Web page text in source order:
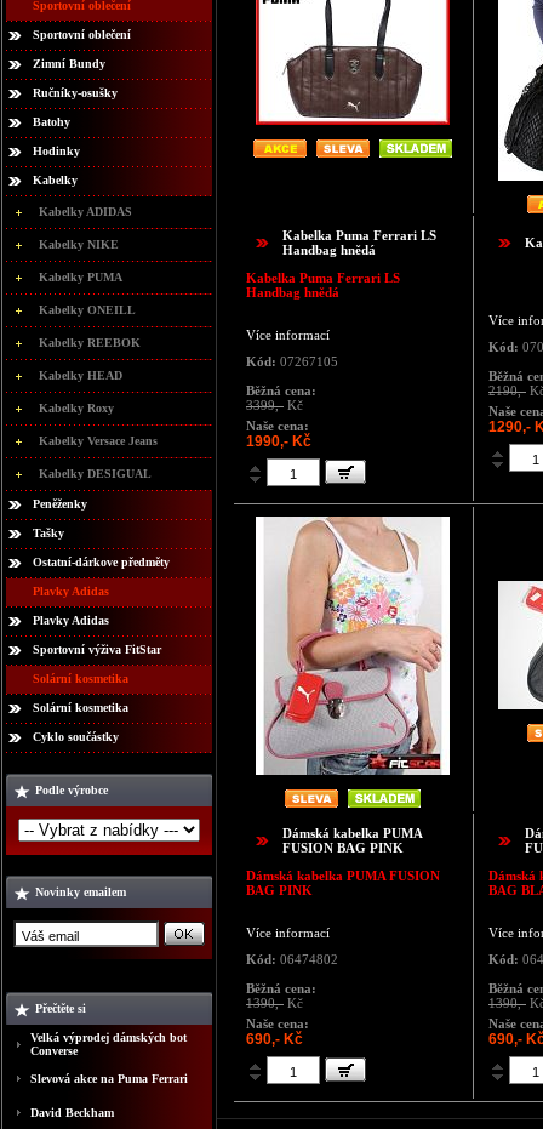
Sportovní oblečení
Sportovní oblečení
Zimní Bundy
Ručníky-osušky
Batohy
Hodinky
Kabelky
Kabelky ADIDAS
Kabelky NIKE
Kabelky PUMA
Kabelky ONEILL
Kabelky REEBOK
Kabelky HEAD
Kabelky Roxy
Kabelky Versace Jeans
Kabelky DESIGUAL
Peněženky
Tašky
Ostatní-dárkove předměty
Plavky Adidas
Plavky Adidas
Sportovní výživa FitStar
Solární kosmetika
Solární kosmetika
Cyklo součástky
Podle výrobce
Novinky emailem
Přečtěte si
Velká výprodej dámských bot
Converse
Slevová akce na Puma Ferrari
David Beckham
Kabelka Puma Ferrari LS
Handbag hnědá
Kabelka Puma Ferrari LS
Handbag hnědá
Více informací
Kód: 07267105
Běžná cena:
3399,- Kč
Naše cena:
1990,- Kč
Více
Kód:
Běžná
2190,-
Naše
1290,-
Dámská kabelka PUMA
FUSION BAG PINK
Dámská kabelka PUMA FUSION
BAG PINK
Více informací
Kód: 06474802
Běžná cena:
1390,- Kč
Naše cena:
690,- Kč
Dámská
BAG
Více
Kód:
Běžná
1390,-
Naše
690,-